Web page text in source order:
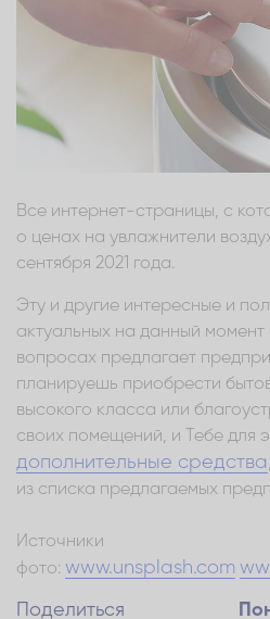
Все интернет-страницы, с
о ценах на увлажнители
сентября 2021 года.
Эту и другие интересные и
актуальных на данный момент
вопросах предлагает
планируешь приобрести
высокого класса или
своих помещений, и Тебе для
дополнительные средства
из списка предлагаемых
Источники
фото: www.unsplash.com
Поделиться